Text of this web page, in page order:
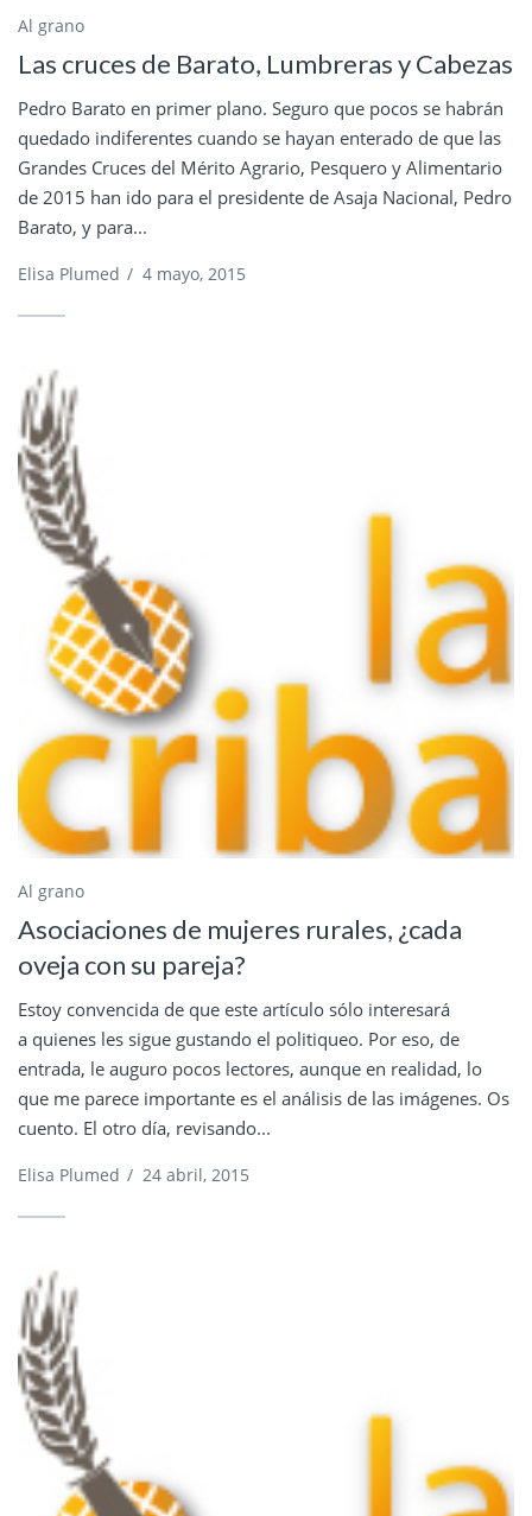
Al grano
Las cruces de Barato, Lumbreras y Cabezas
Pedro Barato en primer plano. Seguro que pocos se habrán
quedado indiferentes cuando se hayan enterado de que las
Grandes Cruces del Mérito Agrario, Pesquero y Alimentario
de 2015 han ido para el presidente de Asaja Nacional, Pedro
Barato, y para...
Elisa Plumed / 4 mayo, 2015
Al grano
Asociaciones de mujeres rurales, ¿cada
oveja con su pareja?
Estoy convencida de que este artículo sólo interesará
a quienes les sigue gustando el politiqueo. Por eso, de
entrada, le auguro pocos lectores, aunque en realidad, lo
que me parece importante es el análisis de las imágenes. Os
cuento. El otro día, revisando...
Elisa Plumed / 24 abril, 2015